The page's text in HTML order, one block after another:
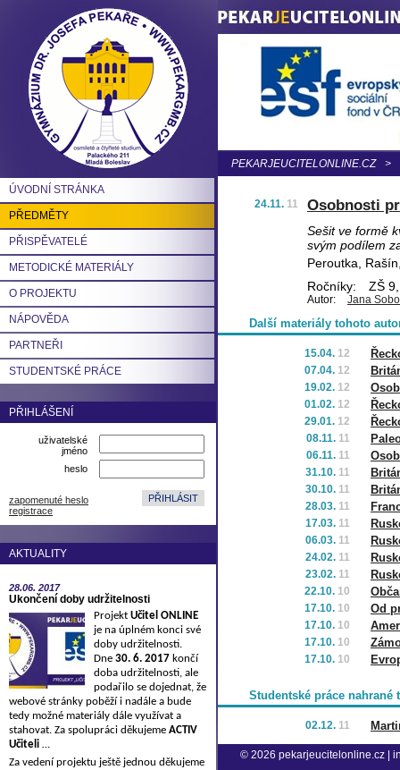
ÚVODNÍ STRÁNKA
PŘEDMĚTY
PŘISPĚVATELÉ
METODICKÉ MATERIÁLY
O PROJEKTU
NÁPOVĚDA
PARTNEŘI
STUDENTSKÉ PRÁCE
PŘIHLÁŠENÍ
uživatelské
jméno
heslo
zapomenuté heslo
registrace
AKTUALITY
28.06. 2017
Ukončení doby udržitelnosti
Projekt Učitel ONLINE
je na úplném konci své
doby udržitelnosti.
Dne 30. 6. 2017 končí
doba udržitelnosti, ale
podařilo se dojednat, že
webové stránky poběží i nadále a bude
tedy možné materiály dále využívat a
stahovat. Za spolupráci děkujeme ACTIV
Učiteli …
Za vedení projektu ještě jednou děkujeme
PEKARJEUCITELONLINE.CZ >
24.11. 11 Osobnosti
Sešit ve formě
svým podílem
Peroutka,
Ročníky:
ZŠ
Autor: Jana
Další materiály tohoto
15.04. 12
07.04. 12
19.02. 12
01.02. 12
29.01. 12
08.11. 11
06.11. 11
31.10. 11
30.10. 11
28.03. 11
17.03. 11
06.03. 11
24.02. 11
23.02. 11
22.10. 10
17.10. 10 Od
17.10. 10
17.10. 10
17.10. 10
Studentské práce nahrané
02.12. 11
© 2026 pekarjeucitelonline.cz